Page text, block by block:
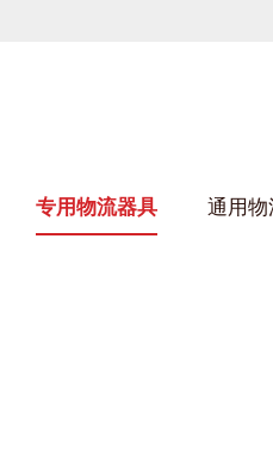
专用物流器具 通用